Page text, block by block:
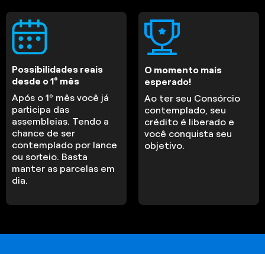
Possibilidades reais
desde o 1º mês
Após o 1º mês você já
participa das
assembleias. Tendo a
chance de ser
contemplado por lance
ou sorteio. Basta
manter as parcelas em
dia.
O momento mais
esperado!
Ao ter seu Consórcio
contemplado, seu
crédito é liberado e
você conquista seu
objetivo.